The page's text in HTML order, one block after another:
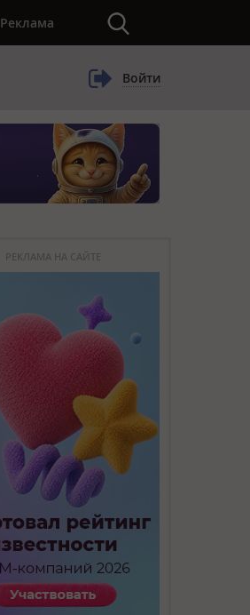
Реклама
Войти
РЕКЛАМА НА САЙТЕ